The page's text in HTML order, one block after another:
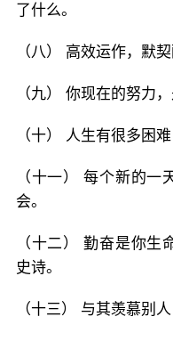
了什么。
（八） 高效运作，默
（九） 你现在的努力
（十） 人生有很多困
（十一） 每个新的
会。
（十二） 勤奋是你生
史诗。
（十三） 与其羡慕别